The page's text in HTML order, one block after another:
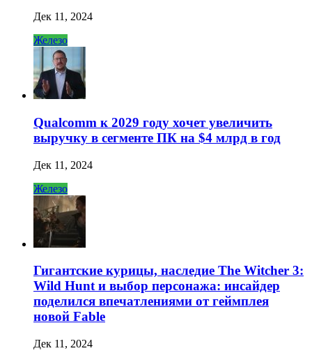
Дек 11, 2024
Железо
Qualcomm к 2029 году хочет увеличить
выручку в сегменте ПК на $4 млрд в год
Дек 11, 2024
Железо
Гигантские курицы, наследие The Witcher 3:
Wild Hunt и выбор персонажа: инсайдер
поделился впечатлениями от геймплея
новой Fable
Дек 11, 2024